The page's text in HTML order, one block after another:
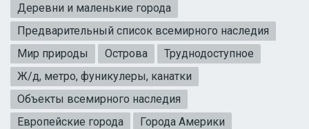
Деревни и маленькие города
Предварительный список всемирного наследия
Мир природы
Острова
Труднодоступное
Ж/д, метро, фуникулеры, канатки
Объекты всемирного наследия
Европейские города
Города Америки